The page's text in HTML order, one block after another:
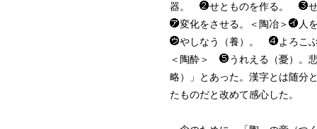
器。
せとものを作る。
変化をさせる。＜陶冶＞
人
やしなう（養）。
よろこ
＜陶酔＞
うれえる（憂）。
略）」とあった。漢字とは随分
たものだと改めて感心した。